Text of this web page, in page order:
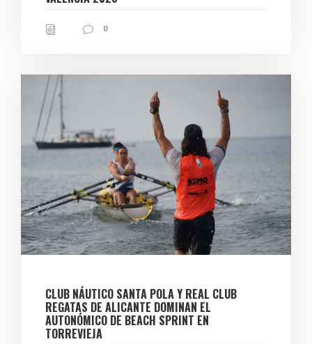
0
CLUB NÁUTICO SANTA POLA Y REAL CLUB
REGATAS DE ALICANTE DOMINAN EL
AUTONÓMICO DE BEACH SPRINT EN
TORREVIEJA